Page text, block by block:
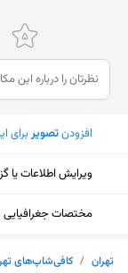
پنجشنبه
جمعه
شنبه
یکشنبه
افزودنتصویربرای
ویرایش اطلاعات یا
مختصات جغرافیایی
تهران / کافی‌شاپ‌های